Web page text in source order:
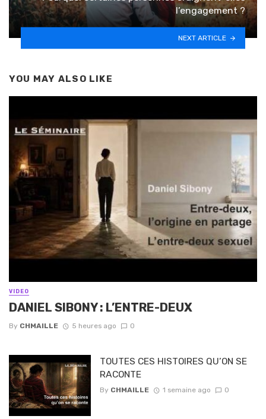
l’engagement ?
NEXT ARTICLE
YOU MAY ALSO LIKE
VIDEO
DANIEL SIBONY : L’ENTRE-DEUX
By CHMAILLE 5 heures ago 0
TOUTES CES HISTOIRES QU’ON SE
RACONTE
By CHMAILLE 1 semaine ago 0